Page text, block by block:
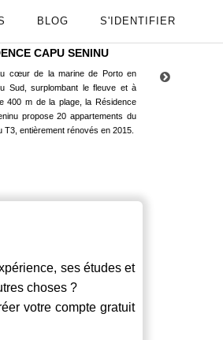
BLOG S'IDENTIFIER
CAPU SENINU
cœur de la marine de Porto en
Sud, surplombant le fleuve et à
400 m de la plage, la Résidence
propose 20 appartements du
T3, entièrement rénovés en 2015.
ses études et
choses ?
votre compte gratuit